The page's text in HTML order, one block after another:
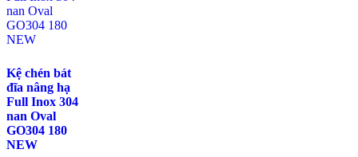
Kệ chén bát
đĩa nâng hạ
Full Inox 304
nan Oval
GO304 180
NEW